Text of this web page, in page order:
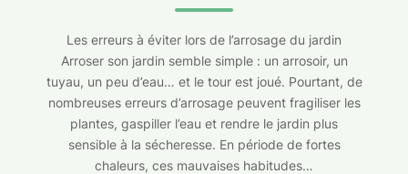
Les erreurs à éviter lors de l’arrosage du jardin
Arroser son jardin semble simple : un arrosoir, un
tuyau, un peu d’eau… et le tour est joué. Pourtant, de
nombreuses erreurs d’arrosage peuvent fragiliser les
plantes, gaspiller l’eau et rendre le jardin plus
sensible à la sécheresse. En période de fortes
chaleurs, ces mauvaises habitudes…